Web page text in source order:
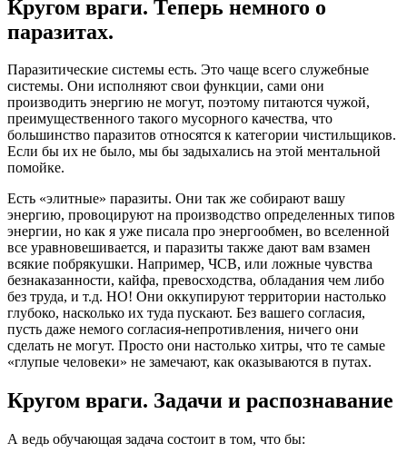
Кругом враги. Теперь немного о
паразитах.
Паразитические системы есть. Это чаще всего служебные
системы. Они исполняют свои функции, сами они
производить энергию не могут, поэтому питаются чужой,
преимущественного такого мусорного качества, что
большинство паразитов относятся к категории чистильщиков.
Если бы их не было, мы бы задыхались на этой ментальной
помойке.
Есть «элитные» паразиты. Они так же собирают вашу
энергию, провоцируют на производство определенных типов
энергии, но как я уже писала про энергообмен, во вселенной
все уравновешивается, и паразиты также дают вам взамен
всякие побрякушки. Например, ЧСВ, или ложные чувства
безнаказанности, кайфа, превосходства, обладания чем либо
без труда, и т.д. НО! Они оккупируют территории настолько
глубоко, насколько их туда пускают. Без вашего согласия,
пусть даже немого согласия-непротивления, ничего они
сделать не могут. Просто они настолько хитры, что те самые
«глупые человеки» не замечают, как оказываются в путах.
Кругом враги. Задачи и распознавание
А ведь обучающая задача состоит в том, что бы: